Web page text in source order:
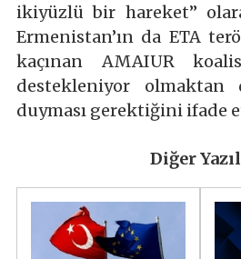
ikiyüzlü bir hareket”
Ermenistan’ın da ETA
kaçınan AMAIUR
destekleniyor olmaktan
duyması gerektiğini ifade
Diğer